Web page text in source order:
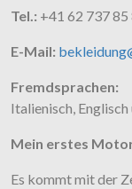
Tel.: +41 62 737 85
E-Mail:
Fremdsprachen:
Italienisch,
Mein erstes
Es kommt mit der